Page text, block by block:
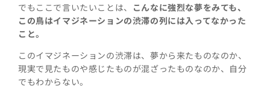
でもここで言いたいことは、
こんなに強烈な夢をみても、
この鳥はイマジネーションの渋滞の列には入ってなかった
こと。
このイマジネーションの渋滞は、夢から来たものなのか、
現実で見たものや感じたものが混ざったものなのか、自分
でもわからない。